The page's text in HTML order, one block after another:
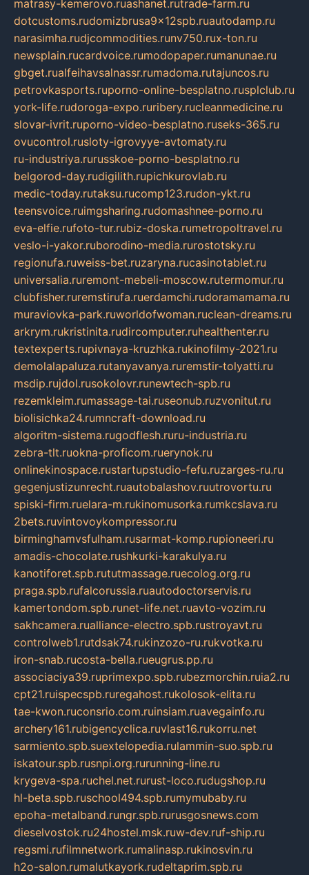
matrasy-kemerovo.ruashanet.rutrade-farm.ru
dotcustoms.rudomizbrusa9x12spb.ruautodamp.ru
narasimha.rudjcommodities.runv750.rux-ton.ru
newsplain.rucardvoice.rumodopaper.rumanunae.ru
gbget.rualfeihavsalnassr.rumadoma.rutajuncos.ru
petrovkasports.ruporno-online-besplatno.rusplclub.ru
york-life.rudoroga-expo.ruribery.rucleanmedicine.ru
slovar-ivrit.ruporno-video-besplatno.ruseks-365.ru
ovucontrol.rusloty-igrovyye-avtomaty.ru
ru-industriya.rurusskoe-porno-besplatno.ru
belgorod-day.rudigilith.rupichkurovlab.ru
medic-today.rutaksu.rucomp123.rudon-ykt.ru
teensvoice.ruimgsharing.rudomashnee-porno.ru
eva-elfie.rufoto-tur.rubiz-doska.rumetropoltravel.ru
veslo-i-yakor.ruborodino-media.rurostotsky.ru
regionufa.ruweiss-bet.ruzaryna.rucasinotablet.ru
universalia.ruremont-mebeli-moscow.rutermomur.ru
clubfisher.ruremstirufa.ruerdamchi.rudoramamama.ru
muraviovka-park.ruworldofwoman.ruclean-dreams.ru
arkrym.rukristinita.rudircomputer.ruhealthenter.ru
textexperts.rupivnaya-kruzhka.rukinofilmy-2021.ru
demolalapaluza.rutanyavanya.ruremstir-tolyatti.ru
msdip.rujdol.rusokolovr.runewtech-spb.ru
rezemkleim.rumassage-tai.ruseonub.ruzvonitut.ru
biolisichka24.rumncraft-download.ru
algoritm-sistema.rugodflesh.ruru-industria.ru
zebra-tlt.ruokna-proficom.ruerynok.ru
onlinekinospace.rustartupstudio-fefu.ruzarges-ru.ru
gegenjustizunrecht.ruautobalashov.ruutrovortu.ru
spiski-firm.ruelara-m.rukinomusorka.rumkcslava.ru
2bets.ruvintovoykompressor.ru
birminghamvsfulham.rusarmat-komp.rupioneeri.ru
amadis-chocolate.rushkurki-karakulya.ru
kanotiforet.spb.rututmassage.ruecolog.org.ru
praga.spb.rufalcorussia.ruautodoctorservis.ru
kamertondom.spb.runet-life.net.ruavto-vozim.ru
sakhcamera.rualliance-electro.spb.rustroyavt.ru
controlweb1.rutdsak74.rukinzozo-ru.rukvotka.ru
iron-snab.rucosta-bella.rueugrus.pp.ru
associaciya39.ruprimexpo.spb.rubezmorchin.ruia2.ru
cpt21.ruispecspb.ruregahost.rukolosok-elita.ru
tae-kwon.ruconsrio.com.ruinsiam.ruavegainfo.ru
archery161.rubigencyclica.ruvlast16.rukorru.net
sarmiento.spb.suextelopedia.rulammin-suo.spb.ru
iskatour.spb.rusnpi.org.rurunning-line.ru
krygeva-spa.ruchel.net.rurust-loco.rudugshop.ru
hl-beta.spb.ruschool494.spb.rumymubaby.ru
epoha-metalband.rungr.spb.rurusgosnews.com
dieselvostok.ru24hostel.msk.ruw-dev.ruf-ship.ru
regsmi.rufilmnetwork.rumalinasp.rukinosvin.ru
h2o-salon.rumalutkayork.rudeltaprim.spb.ru